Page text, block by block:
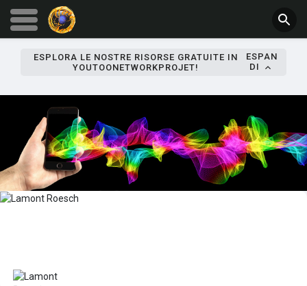
ESPLORA LE NOSTRE RISORSE GRATUITE IN
YOUTOONETWORKPROJET!
ESPAN
DI